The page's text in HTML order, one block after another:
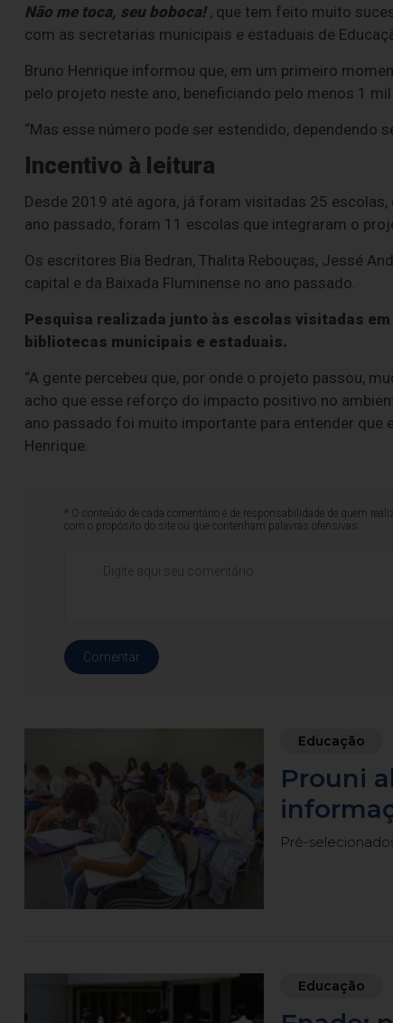
Não me toca, seu boboca! , que tem feito muito
com as secretarias municipais e estaduais de
Bruno Henrique informou que, em um primeiro
pelo projeto neste ano, beneficiando pelo menos 1
“Mas esse número pode ser estendido, dependendo
Incentivo à leitura
Desde 2019 até agora, já foram visitadas 25
ano passado, foram 11 escolas que integraram o
Os escritores Bia Bedran, Thalita Rebouças, Jessé
capital e da Baixada Fluminense no ano passado.
Pesquisa realizada junto às escolas visitadas
bibliotecas municipais e estaduais.
“A gente percebeu que, por onde o projeto passou,
acho que esse reforço do impacto positivo no
ano passado foi muito importante para entender que
Henrique.
* O conteúdo de cada comentário é de responsabilidade de quem
com o propósito do site ou que contenham palavras ofensivas.
Comentar
Educação
Prouni
Pré-
Educação